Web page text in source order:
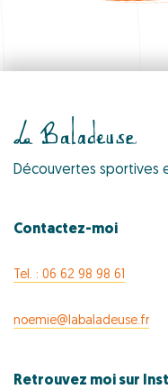
Découvertes sportives
Contactez-moi
Tel. : 06 62 98 98 61
noemie@labaladeuse.fr
Retrouvez moi sur